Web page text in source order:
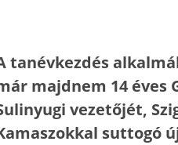
tanévkezdés
majdnem 14 éves
vezetőjét,
suttogó